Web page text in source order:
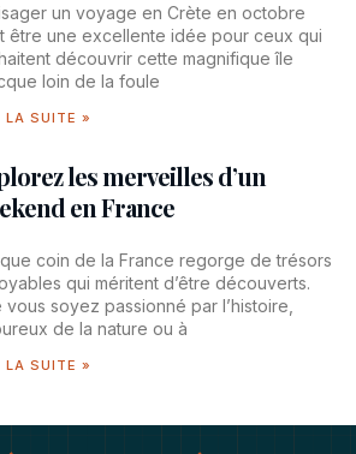
un voyage en Crète en octobre
être une excellente idée pour ceux qui
découvrir cette magnifique île
loin de la foule
LA SUITE »
les merveilles d’un
en France
coin de la France regorge de trésors
qui méritent d’être découverts.
vous soyez passionné par l’histoire,
de la nature ou à
LA SUITE »